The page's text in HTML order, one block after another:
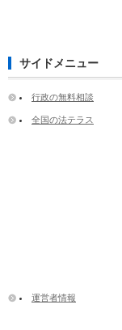
サイドメニュー
行政の無料相談
全国の法テラス
運営者情報